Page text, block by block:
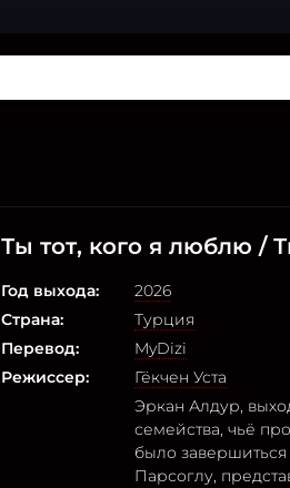
Ты тот, кого я люблю /
Год выхода:
2026
Страна:
Турция
Перевод:
MyDizi
Режиссер:
Гёкчен Уста
Эркан Алдур,
семейства, чьё
было
Парсоглу,